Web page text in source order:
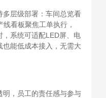
层级部署：车间总览看
看板聚焦工单执行，
，系统可适配LED屏、电
能低成本接入，无需大
明，员工的责任感与参与